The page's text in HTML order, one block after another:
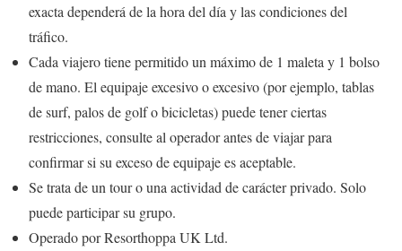
exacta dependerá de la hora del día y las condiciones del
tráfico.
Cada viajero tiene permitido un máximo de 1 maleta y 1 bolso
de mano. El equipaje excesivo o excesivo (por ejemplo, tablas
de surf, palos de golf o bicicletas) puede tener ciertas
restricciones, consulte al operador antes de viajar para
confirmar si su exceso de equipaje es aceptable.
Se trata de un tour o una actividad de carácter privado. Solo
puede participar su grupo.
Operado por Resorthoppa UK Ltd.